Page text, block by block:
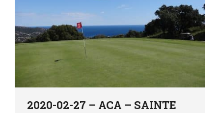
2020-02-27 – ACA – SAINTE